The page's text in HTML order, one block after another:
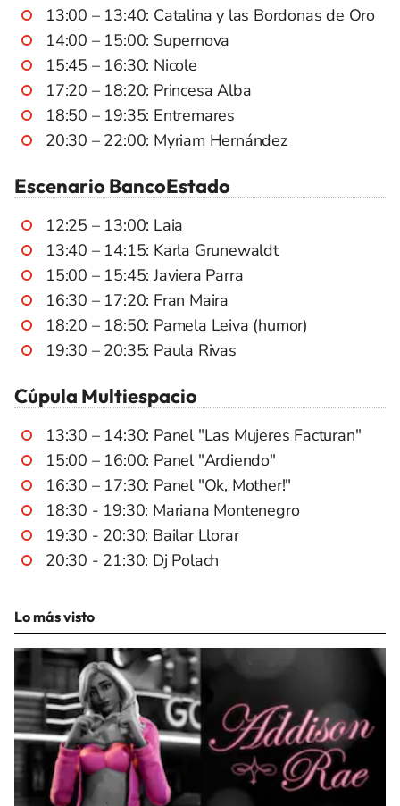
13:00 – 13:40: Catalina y las Bordonas de Oro
14:00 – 15:00: Supernova
15:45 – 16:30: Nicole
17:20 – 18:20: Princesa Alba
18:50 – 19:35: Entremares
20:30 – 22:00: Myriam Hernández
Escenario BancoEstado
12:25 – 13:00: Laia
13:40 – 14:15: Karla Grunewaldt
15:00 – 15:45: Javiera Parra
16:30 – 17:20: Fran Maira
18:20 – 18:50: Pamela Leiva (humor)
19:30 – 20:35: Paula Rivas
Cúpula Multiespacio
13:30 – 14:30: Panel "Las Mujeres Facturan"
15:00 – 16:00: Panel "Ardiendo"
16:30 – 17:30: Panel "Ok, Mother!"
18:30 - 19:30: Mariana Montenegro
19:30 - 20:30: Bailar Llorar
20:30 - 21:30: Dj Polach
Lo más visto